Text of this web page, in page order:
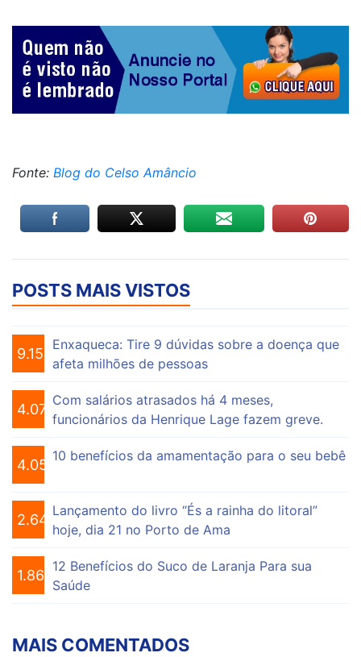
Fonte: Blog do Celso Amâncio
POSTS MAIS VISTOS
9.153
Enxaqueca: Tire 9 dúvidas sobre a doença que
afeta milhões de pessoas
4.073
Com salários atrasados há 4 meses,
funcionários da Henrique Lage fazem greve.
4.055
10 benefícios da amamentação para o seu bebê
2.646
Lançamento do livro “És a rainha do litoral”
hoje, dia 21 no Porto de Ama
1.863
12 Benefícios do Suco de Laranja Para sua
Saúde
MAIS COMENTADOS